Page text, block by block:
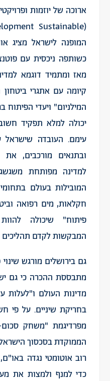
ארוכה של יוזמות
המופנה לישראל מציג
כשותפה ניכסית עם
מאז ומתמיד דוגמא
קיומה עם אתגרי
המילניום" ויעדי
יכולה למלא תפקיד
עימם. העובדה
ובתנאים מורכבים,
למדינה מפותחת
המובילות בעולם
חקלאות, מים רפואה
פיתוח" שיכולה
המבקשות לקדם תהליכים
גם בירושלים מורגש
מתבססת ההכרה כי גם
מדינות העולם ו"לעלות
בחריקת שיניים. על פי
מפרדיגמת "משחק
הממוקדת בסכסוך
רוב אוטומטי נגדה
כדי למנף ולמצות את